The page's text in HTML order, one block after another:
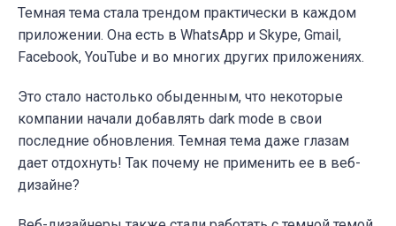
Темная тема стала трендом практически в каждом
приложении. Она есть в WhatsApp и Skype, Gmail,
Facebook, YouTube и во многих других приложениях.
Это стало настолько обыденным, что некоторые
компании начали добавлять dark mode в свои
последние обновления. Темная тема даже глазам
дает отдохнуть! Так почему не применить ее в веб-
дизайне?